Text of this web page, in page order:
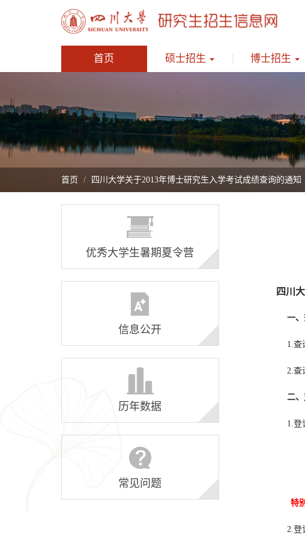
首页 硕士招生 博士招生
首页 四川大学关于2013年博士研究生入学考试成绩查询的通知
优秀大学生暑期夏令营
信息公开
历年数据
常见问题
四川大
一
1.查
2.查
二
1.登
特
2.登